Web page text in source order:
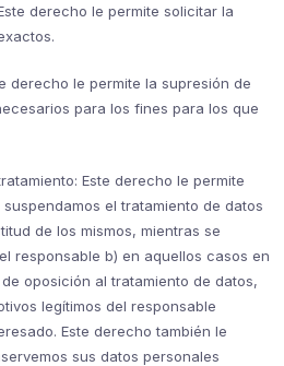
derecho le permite solicitar la
derecho le permite la supresión de
para los fines para los que
Este derecho le permite
el tratamiento de datos
de los mismos, mientras se
responsable b) en aquellos casos en
oposición al tratamiento de datos,
legítimos del responsable
Este derecho también le
sus datos personales